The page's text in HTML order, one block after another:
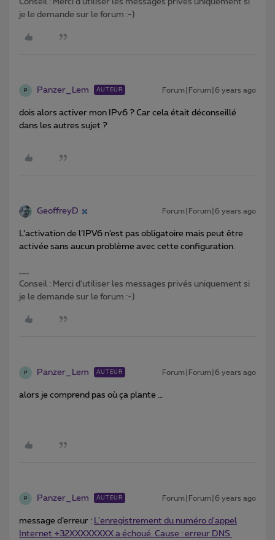
Conseil : Merci d'utiliser les messages privés uniquement si
je le demande sur le forum :-)
P Panzer_Lem AUTEUR Forum|Forum|6 years ago
dois alors activer mon IPv6 ? Car cela était déconseillé
dans les autres sujet ?
GeoffreyD Forum|Forum|6 years ago
L’activation de l’IPV6 n’est pas obligatoire mais peut être
activée sans aucun problème avec cette configuration.
Conseil : Merci d'utiliser les messages privés uniquement si
je le demande sur le forum :-)
P Panzer_Lem AUTEUR Forum|Forum|6 years ago
alors je comprend pas où ça plante …
P Panzer_Lem AUTEUR Forum|Forum|6 years ago
message d’erreur : L'enregistrement du numéro d'appel
Internet +32XXXXXXXX a échoué. Cause : erreur DNS